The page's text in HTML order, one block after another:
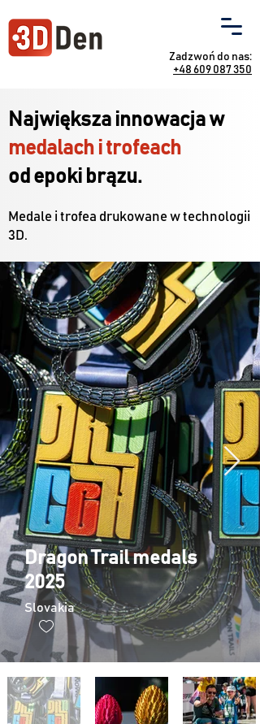
Zadzwoń do nas:
+48 609 087 350
Największa innowacja w
medalach i trofeach
od epoki brązu.
Medale i trofea drukowane w technologii
3D.
Dragon Trail medals
2025
Slovakia